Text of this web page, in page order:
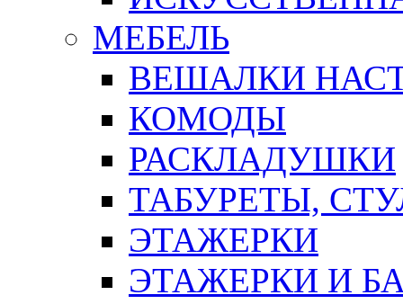
МЕБЕЛЬ
ВЕШАЛКИ
КОМОДЫ
РАСКЛАДУШКИ
ТАБУРЕТЫ,
ЭТАЖЕРКИ
ЭТАЖЕРКИ И